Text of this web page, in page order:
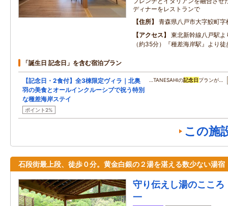
ディナーをレストランで
住所
青森県八戸市大字鮫町字
アクセス
東北新幹線八戸駅
（約35分）『種差海岸駅』より
「誕生日 記念日」を含む宿泊プラン
【記念日・2食付】全3棟限定ヴィラ｜北奥
羽の美食とオールインクルーシブで祝う特別
な種差海岸ステイ
ポイント2%
…TANESAHIの記念日 プランが…
この施
石段街最上段、徒歩０分。黄金白銀の２湯を湛える数少ない湯宿
守り伝えし湯のここ
一